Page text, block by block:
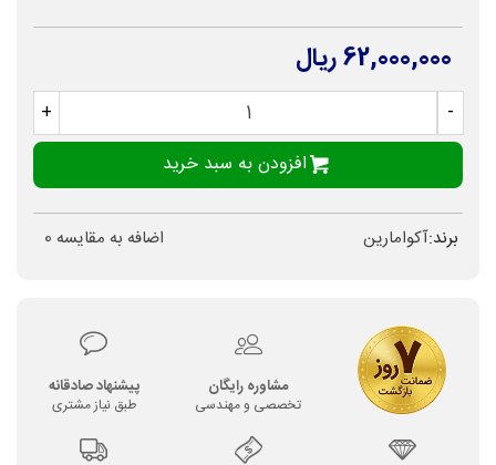
62,000,000 ریال
-
+
افزودن به سبد خرید
برند:آکوامارین اضافه به مقایسه 0
مشاوره رایگان
تخصصی و مهندسی
پیشنهاد صادقانه
طبق نیاز مشتری